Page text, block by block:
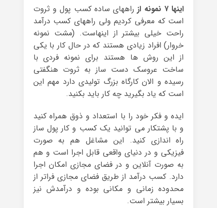
اینها ۷ نمونه از
راههای ساده کسب پول و ثروت
است که معرفی کردیم ولی راههای کسب درآمد
راحت خیلی بیشتر از اینهاست. (مشت نمونه
خروار) افراد زیادی هستند که در حال کار با یکی
از این روش ها هستند برای نمونه فردی با
ساخت عروسک دست ساز به ثروت هنگفتی
رسیده و الان کارگاه بزرگ تولیدی دارد مهم این
است که یاد بگیرید چه کار باید بکنید.
ایده و فکر خود را با استعداد و ذوق همراه کنید
و با پشتکار می توانید یک کسب و کار پول ساز
راه اندازی کنید. این مشاغل هم به صورت
فیزیکی و در دنیای واقعی قابل اجرا است و هم
به صورت آنلاین و در فضای مجازی امکان اجرا
دارد. کسب درآمد از طریق فضای مجازی فراتر از
محدوده زمانی و مکانی بوده و درآمدش نیز
بسیار بیشتر است.